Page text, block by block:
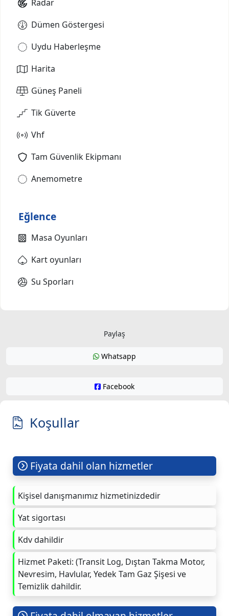
Radar
Dümen Göstergesi
Uydu Haberleşme
Harita
Güneş Paneli
Tik Güverte
Vhf
Tam Güvenlik Ekipmanı
Anemometre
Eğlence
Masa Oyunları
Kart oyunları
Su Sporları
Paylaş
Whatsapp
Facebook
Koşullar
Fiyata dahil olan hizmetler
Kişisel danışmanımız hizmetinizdedir
Yat sigortası
Kdv dahildir
Hizmet Paketi: (Transit Log, Dıştan Takma Motor,
Nevresim, Havlular, Yedek Tam Gaz Şişesi ve
Temizlik dahildir.